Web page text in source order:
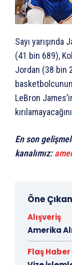
Sayı yarışında
(41 bin 689),
Jordan (38 bin
LeBron
En son
kanalımız:
Öne
Alışveriş
Amerika
Flaş Haber